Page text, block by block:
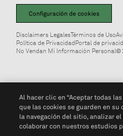
Configuración de cookies
Disclaimers LegalesTérminos de Uso
Política de PrivacidadPortal de
No Vendan Mi Información Personal©
Al hacer clic en “Aceptar todas
que las cookies se guarden en
la navegación del sitio, analizar el
colaborar con nuestros estudios